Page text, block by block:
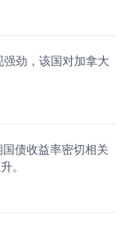
劲，该国对加拿大
债收益率密切相关
。